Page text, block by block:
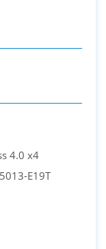
4.0 x4
E19T